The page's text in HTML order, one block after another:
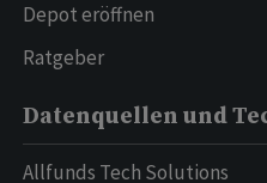
Depot eröffnen
Ratgeber
Datenquellen und
Allfunds Tech Solutions